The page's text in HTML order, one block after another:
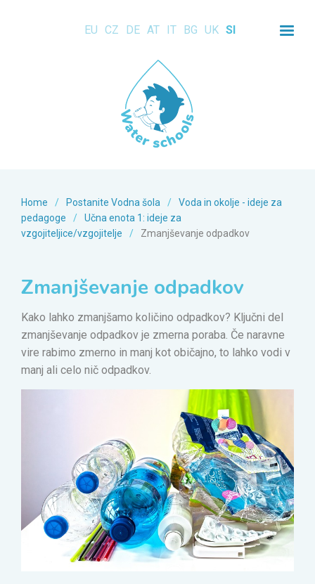
EU CZ DE AT IT BG UK SI
Home / Postanite Vodna šola /
Voda in okolje - ideje za
pedagoge
/
Učna enota 1: ideje za
vzgojiteljice/vzgojitelje
/ Zmanjševanje odpadkov
Zmanjševanje odpadkov
Kako lahko zmanjšamo količino odpadkov? Ključni del
zmanjševanje odpadkov je zmerna poraba. Če naravne
vire rabimo zmerno in manj kot običajno, to lahko vodi v
manj ali celo nič odpadkov.